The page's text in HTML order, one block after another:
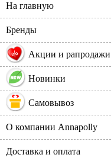
На главную
Бренды
% Акции и рапродажи
Новинки
Самовывоз
О компании Annapolly
Доставка и оплата